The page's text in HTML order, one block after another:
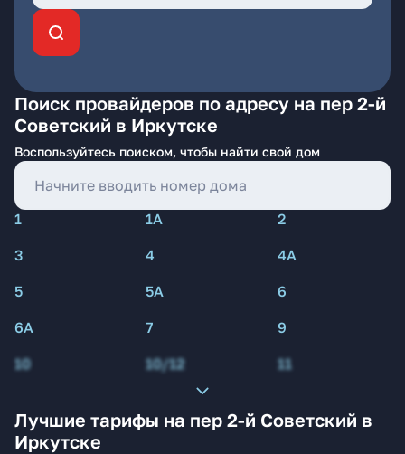
Поиск провайдеров по адресу на пер 2-й
Советский в Иркутске
Воспользуйтесь поиском, чтобы найти свой дом
1 1А
2
3
4
4А
5
5А
6
6А
7
9
10
10/12 11
Лучшие тарифы на пер 2-й Советский в
Иркутске